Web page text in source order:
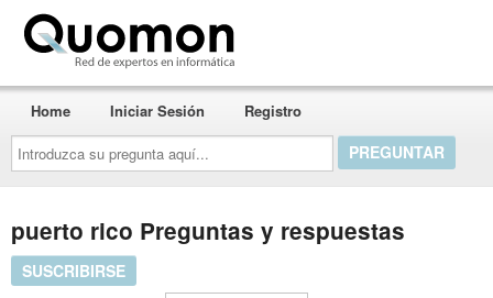
Introduzca
su
pregunta
aquí...
Home Iniciar Sesión Registro
puerto rico Preguntas y respuestas
SUSCRIBIRSE